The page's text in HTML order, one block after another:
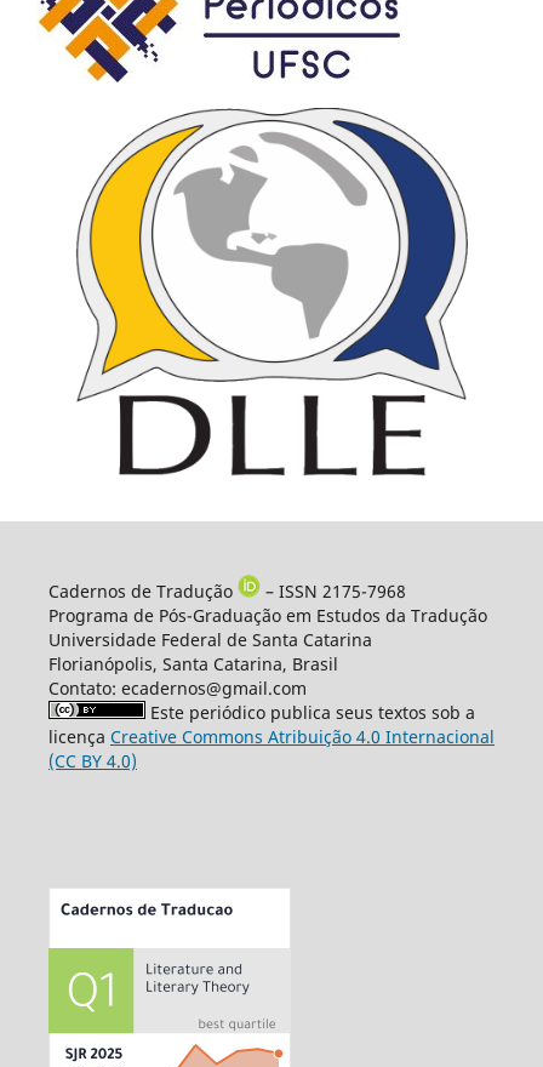
Cadernos de Tradução
– ISSN 2175-7968
Programa de Pós-Graduação em Estudos da Tradução
Universidade Federal de Santa Catarina
Florianópolis, Santa Catarina, Brasil
Contato: ecadernos@gmail.com
Este periódico publica seus textos sob a
licença Creative Commons Atribuição 4.0 Internacional
(CC BY 4.0)